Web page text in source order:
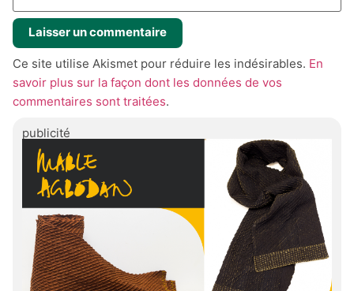
Ce site utilise Akismet pour réduire les indésirables. En
savoir plus sur la façon dont les données de vos
commentaires sont traitées.
publicité